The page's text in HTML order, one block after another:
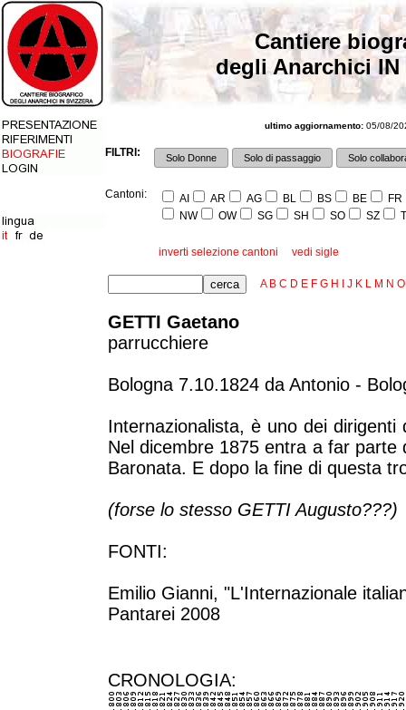
Cantiere
degli Anarchici IN
ultimo aggiornamento: 05/08/
FILTRI: Solo Donne Solo di passaggio Solo
Cantoni: AI AR AG BL BS BE
FR
NW
OW SG SH SO SZ
inverti selezione cantoni vedi sigle
A B C D E F G H J K L M N O
GETTI Gaetano
parrucchiere
Bologna 7.10.1824 da Antonio -
Internazionalista, è uno dei dirigenti
Nel dicembre 1875 entra a far parte
Baronata. E dopo la fine di questa
(forse lo stesso GETTI Augusto???)
FONTI:
Emilio Gianni, "L'Internazionale
Pantarei 2008
CRONOLOGIA: